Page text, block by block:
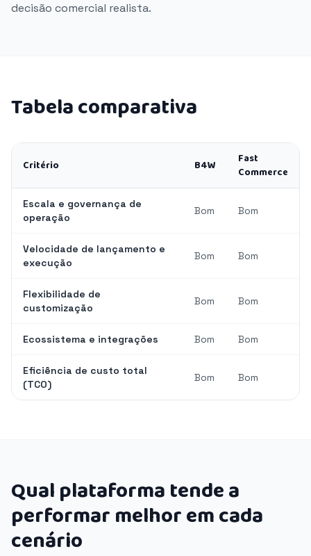
decisão comercial realista.
Tabela comparativa
Critério B4W
Fast
Commerce
Escala e governança de
operação
Bom Bom
Velocidade de lançamento e
execução
Bom Bom
Flexibilidade de
customização
Bom Bom
Ecossistema e integrações Bom Bom
Eficiência de custo total
(TCO)
Bom Bom
Qual plataforma tende a
performar melhor em cada
cenário